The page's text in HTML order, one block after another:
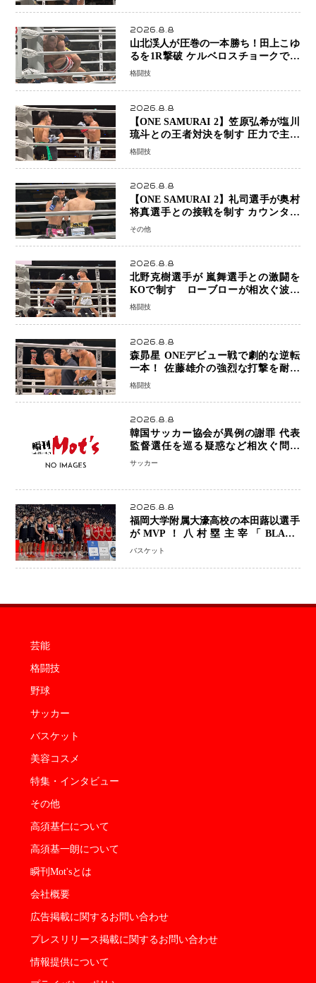
2026.8.8
山北渓人が圧巻の一本勝ち！田上こゆ
るを1R撃破 ケルベロスチョークで存
在感を示す
格闘技
2026.8.8
【ONE SAMURAI 2】笠原弘希が塩川
琉斗との王者対決を制す 圧力で主導
権を握り判定勝利
格闘技
2026.8.8
【ONE SAMURAI 2】礼司選手が奥村
将真選手との接戦を制す カウンター
と正確な打撃で判定勝利
その他
2026.8.8
北野克樹選手が 嵐舞選手との激闘を
KOで制す ローブローが相次ぐ波乱
の展開…涙の勝利「生まれてくる娘の
格闘技
2026.8.8
森昴星 ONEデビュー戦で劇的な逆転
一本！ 佐藤雄介の強烈な打撃を耐え
抜き、リアネイキッドチョークで勝利
格闘技
2026.8.8
韓国サッカー協会が異例の謝罪 代表
監督選任を巡る疑惑など相次ぐ問題
「組織の刷新」誓う
サッカー
2026.8.8
福岡大学附属大濠高校の本田蕗以選手
がMVP！八村塁主宰「BLACK
SAMURAI SUMMIT 2026」で存在
なった」
バスケット
芸能
格闘技
野球
サッカー
バスケット
美容コスメ
特集・インタビュー
その他
高須基仁について
高須基一朗について
瞬刊Mot'sとは
会社概要
広告掲載に関するお問い合わせ
プレスリリース掲載に関するお問い合わせ
情報提供について